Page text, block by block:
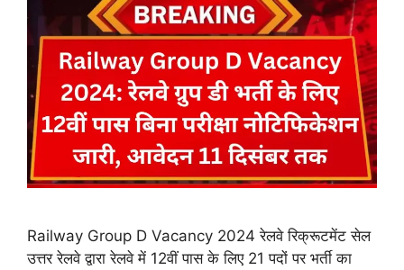
Railway Group D Vacancy 2024 रेलवे रिक्रूटमेंट सेल
उत्तर रेलवे द्वारा रेलवे में 12वीं पास के लिए 21 पदों पर भर्ती का